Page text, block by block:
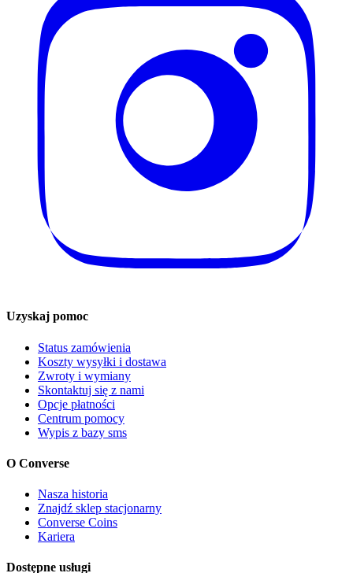
Uzyskaj pomoc
Status zamówienia
Koszty wysyłki i dostawa
Zwroty i wymiany
Skontaktuj się z nami
Opcje płatności
Centrum pomocy
Wypis z bazy sms
O Converse
Nasza historia
Znajdź sklep stacjonarny
Converse Coins
Kariera
Dostępne usługi